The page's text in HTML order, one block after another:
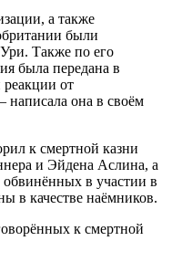
а также
были
Также по его
была передана в
от
написала она в своём
к смертной казни
и Эйдена Аслина, а
в участии в
в качестве наёмников.
к смертной